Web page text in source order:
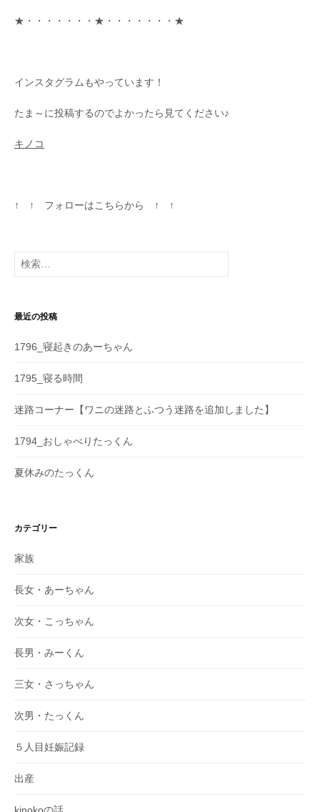
★・・・・・・・★・・・・・・・★
インスタグラムもやっています！
たま～に投稿するのでよかったら見てください♪
キノコ
↑ ↑ フォローはこちらから ↑ ↑
検
索
最近の投稿
1796_寝起きのあーちゃん
1795_寝る時間
迷路コーナー【ワニの迷路とふつう迷路を追加しました】
1794_おしゃべりたっくん
夏休みのたっくん
カテゴリー
家族
長女・あーちゃん
次女・こっちゃん
長男・みーくん
三女・さっちゃん
次男・たっくん
５人目妊娠記録
出産